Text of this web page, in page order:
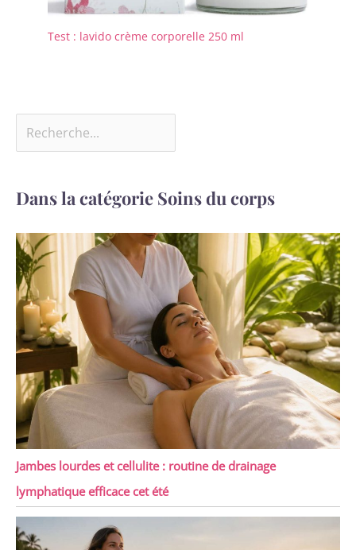
Test : lavido crème corporelle 250 ml
Dans la catégorie Soins du corps
Jambes lourdes et cellulite : routine de drainage
lymphatique efficace cet été